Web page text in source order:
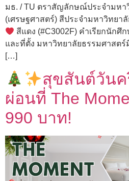
มธ. / TU ตราสัญลักษณ์ประจำมหา
(เศรษฐศาสตร์) สีประจำมหาวิทยาลั
สีแดง (#C3002F) คำเรียกนักศึ
และที่ตั้ง มหาวิทยาลัยธรรมศาสตร์
[…]
สุขสันต์วัน
ผ่อนที่ The
990 บาท!